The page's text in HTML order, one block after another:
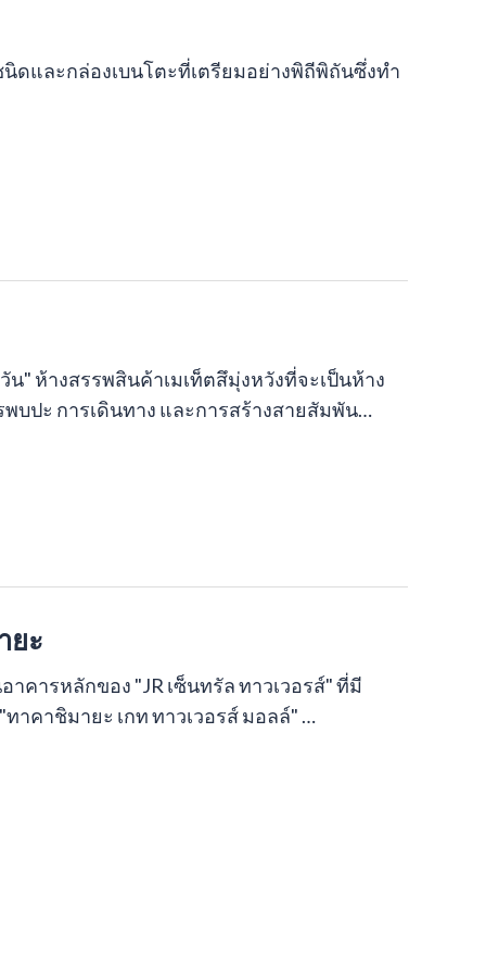
ดและกล่องเบนโตะที่เตรียมอย่างพิถีพิถันซึ่งทำ
" ห้างสรรพสินค้าเมเท็ตสึมุ่งหวังที่จะเป็นห้าง
ปะ การเดินทาง และการสร้างสายสัมพัน…
ยะ
คารหลักของ "JR เซ็นทรัล ทาวเวอรส์" ที่มี
าคาชิมายะ เกท ทาวเวอรส์ มอลล์" …